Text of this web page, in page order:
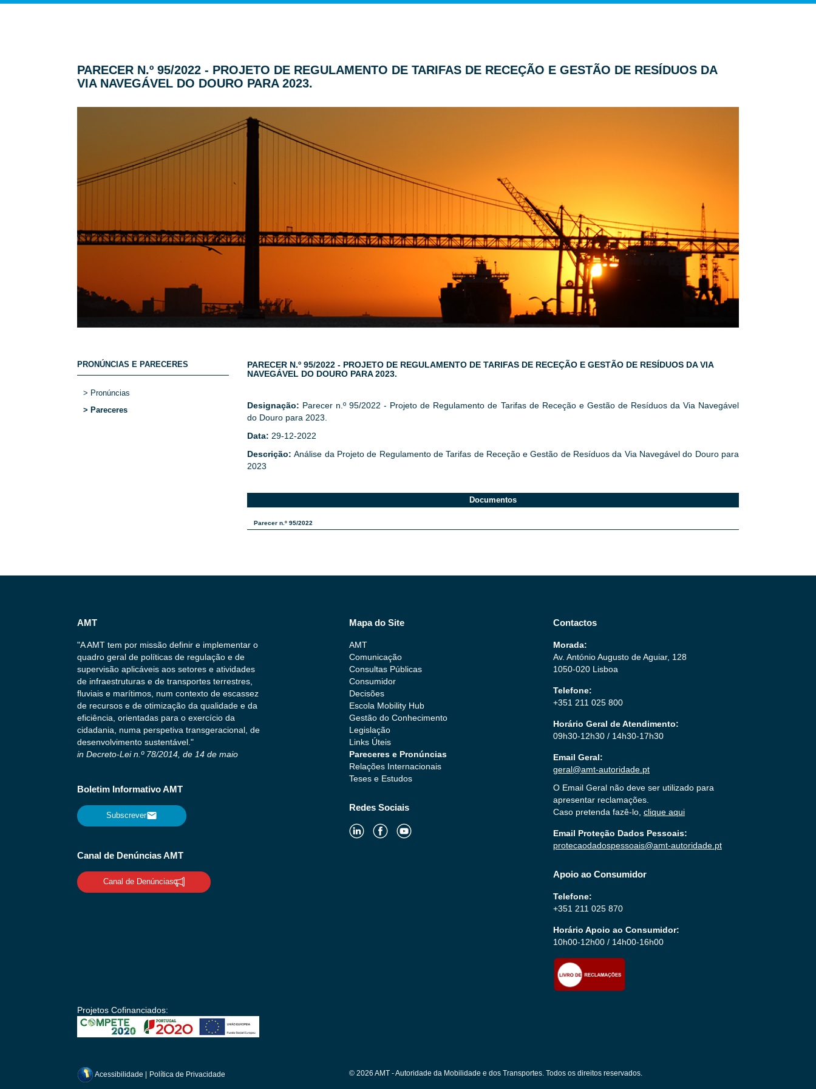
PARECER N.º 95/2022 - PROJETO DE REGULAMENTO DE TARIFAS DE RECEÇÃO E GESTÃO DE RESÍDUOS DA
VIA NAVEGÁVEL DO DOURO PARA 2023.
PRONÚNCIAS E PARECERES
> Pronúncias
> Pareceres
PARECER N.º 95/2022 - PROJETO DE REGULAMENTO DE TARIFAS DE RECEÇÃO E GESTÃO DE RESÍDUOS DA VIA
NAVEGÁVEL DO DOURO PARA 2023.
Designação: Parecer n.º 95/2022 - Projeto de Regulamento de Tarifas de Receção e Gestão de Resíduos da Via Navegável
do Douro para 2023.
Data: 29-12-2022
Descrição:Análise da Projeto de Regulamento de Tarifas de Receção e Gestão de Resíduos da Via Navegável do Douro para
2023
Documentos
Parecer n.º 95/2022
AMT
"A AMT tem por missão definir e implementar o
quadro geral de políticas de regulação e de
supervisão aplicáveis aos setores e atividades
de infraestruturas e de transportes terrestres,
fluviais e marítimos, num contexto de escassez
de recursos e de otimização da qualidade e da
eficiência, orientadas para o exercício da
cidadania, numa perspetiva transgeracional, de
desenvolvimento sustentável."
in Decreto-Lei n.º 78/2014, de 14 de maio
Boletim Informativo AMT
Subscrever
Canal de Denúncias AMT
Canal de Denúncias
Mapa do Site
AMT
Comunicação
Consultas Públicas
Consumidor
Decisões
Escola Mobility Hub
Gestão do Conhecimento
Legislação
Links Úteis
Pareceres e Pronúncias
Relações Internacionais
Teses e Estudos
Redes Sociais
Contactos
Morada:
Av. António Augusto de Aguiar, 128
1050-020 Lisboa
Telefone:
+351 211 025 800
Horário Geral de Atendimento:
09h30-12h30 / 14h30-17h30
Email Geral:
geral@amt-autoridade.pt
O Email Geral não deve ser utilizado para
apresentar reclamações.
Caso pretenda fazê-lo, clique aqui
Email Proteção Dados Pessoais:
protecaodadospessoais@amt-autoridade.pt
Apoio ao Consumidor
Telefone:
+351 211 025 870
Horário Apoio ao Consumidor:
10h00-12h00 / 14h00-16h00
Projetos Cofinanciados:
Acessibilidade Política de Privacidade © 2026 AMT - Autoridade da Mobilidade e dos Transportes. Todos os direitos reservados.